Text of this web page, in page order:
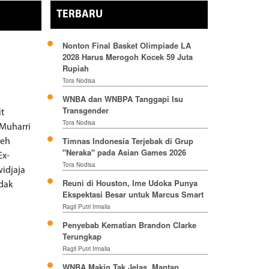
TERBARU
Nonton Final Basket Olimpiade LA
2028 Harus Merogoh Kocek 59 Juta
Rupiah
Tora Nodisa
WNBA dan WNBPA Tanggapi Isu
Transgender
Tora Nodisa
Timnas Indonesia Terjebak di Grup
"Neraka" pada Asian Games 2026
Tora Nodisa
Reuni di Houston, Ime Udoka Punya
Ekspektasi Besar untuk Marcus Smart
Ragil Putri Irmalia
Penyebab Kematian Brandon Clarke
Terungkap
Ragil Putri Irmalia